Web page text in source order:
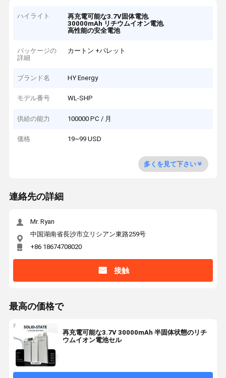
ハイライト 再充電可能な3.7V固体電池,
30000mAh リチウムイオン電池,
高性能の安全電池
パッケージの
詳細
カートン +パレット
ブランド名 HY Energy
モデル番号 WL-SHP
供給の能力 100000 PC / 月
価格 19~99 USD
多くを見て下さい
連絡先の詳細
Mr. Ryan
中国湖南省長沙市立リシアン東路259号
+86 18674708020
接触
最高の価格で
再充電可能な3.7V 30000mAh 半固体状態のリチ
ウムイオン電池セル